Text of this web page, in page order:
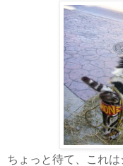
ちょっと待て、これ